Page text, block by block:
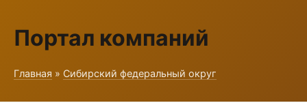
Портал компаний
Главная » Сибирский федеральный округ